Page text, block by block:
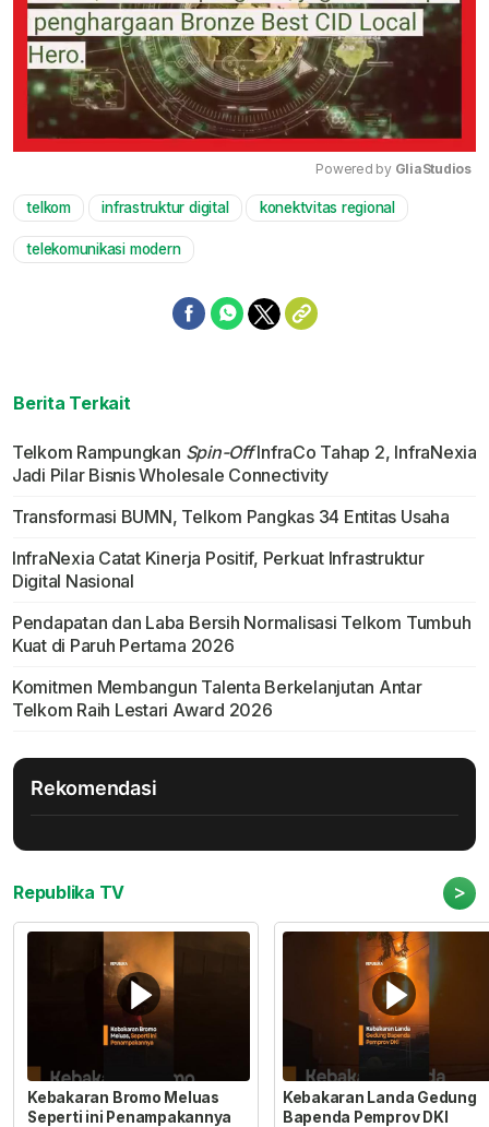
Mute
Powered by GliaStudios
telkom infrastruktur digital konektvitas regional
telekomunikasi modern
Berita Terkait
Telkom Rampungkan Spin-OffInfraCo Tahap 2, InfraNexia
Jadi Pilar Bisnis Wholesale Connectivity
Transformasi BUMN, Telkom Pangkas 34 Entitas Usaha
InfraNexia Catat Kinerja Positif, Perkuat Infrastruktur
Digital Nasional
Pendapatan dan Laba Bersih Normalisasi Telkom Tumbuh
Kuat di Paruh Pertama 2026
Komitmen Membangun Talenta Berkelanjutan Antar
Telkom Raih Lestari Award 2026
Rekomendasi
Republika TV >
Kebakaran Bromo Meluas
Seperti ini Penampakannya
Kebakaran Landa Gedung
Bapenda Pemprov DKI